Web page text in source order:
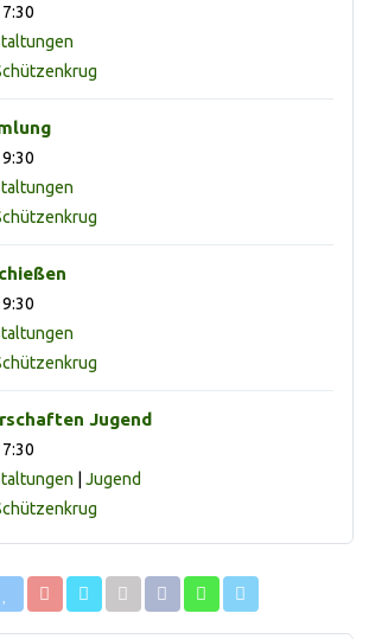
Jugend
Jugend